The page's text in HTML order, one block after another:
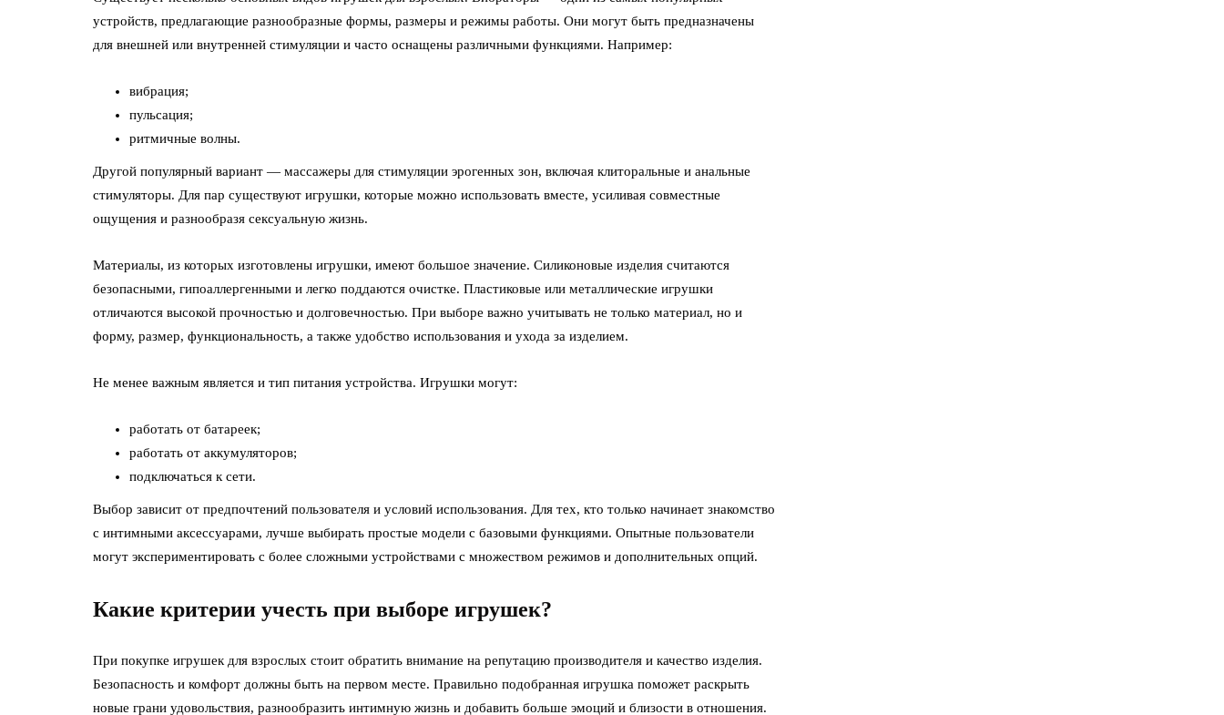
устройств, предлагающие разнообразные формы, размеры и режимы работы. Они могут быть предназначены
для внешней или внутренней стимуляции и часто оснащены различными функциями. Например:
вибрация;
пульсация;
ритмичные волны.
Другой популярный вариант — массажеры для стимуляции эрогенных зон, включая клиторальные и анальные
стимуляторы. Для пар существуют игрушки, которые можно использовать вместе, усиливая совместные
ощущения и разнообразя сексуальную жизнь.
Материалы, из которых изготовлены игрушки, имеют большое значение. Силиконовые изделия считаются
безопасными, гипоаллергенными и легко поддаются очистке. Пластиковые или металлические игрушки
отличаются высокой прочностью и долговечностью. При выборе важно учитывать не только материал, но и
форму, размер, функциональность, а также удобство использования и ухода за изделием.
Не менее важным является и тип питания устройства. Игрушки могут:
работать от батареек;
работать от аккумуляторов;
подключаться к сети.
Выбор зависит от предпочтений пользователя и условий использования. Для тех, кто только начинает знакомство
с интимными аксессуарами, лучше выбирать простые модели с базовыми функциями. Опытные пользователи
могут экспериментировать с более сложными устройствами с множеством режимов и дополнительных опций.
Какие критерии учесть при выборе игрушек?
При покупке игрушек для взрослых стоит обратить внимание на репутацию производителя и качество изделия.
Безопасность и комфорт должны быть на первом месте. Правильно подобранная игрушка поможет раскрыть
новые грани удовольствия, разнообразить интимную жизнь и добавить больше эмоций и близости в отношения.